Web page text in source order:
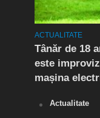
ACTUALITATE
Tânăr de 18
este
mașina
Actualitate